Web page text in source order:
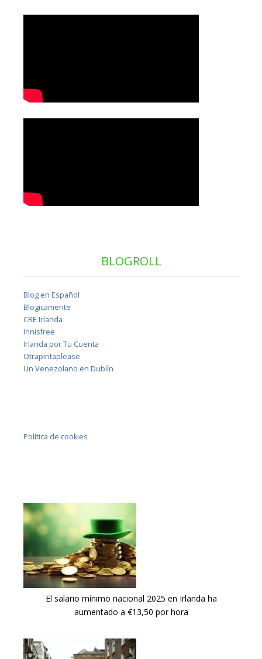
BLOGROLL
Blog en Español
Blogicamente
CRE Irlanda
Innisfree
Irlanda por Tu Cuenta
Otrapintaplease
Un Venezolano en Dublín
Política de cookies
El salario mínimo nacional 2025 en Irlanda ha
aumentado a €13,50 por hora